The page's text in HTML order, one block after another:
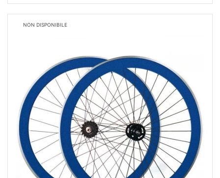
NON DISPONIBILE